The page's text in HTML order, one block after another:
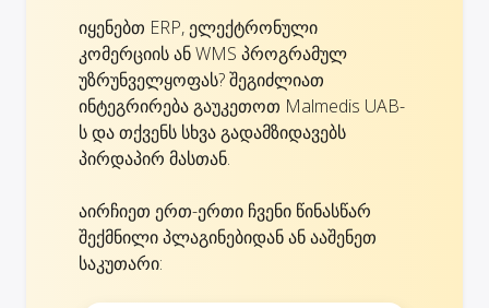
იყენებთ ERP, ელექტრონული
კომერციის ან WMS პროგრამულ
უზრუნველყოფას? შეგიძლიათ
ინტეგრირება გაუკეთოთ Malmedis UAB-
ს და თქვენს სხვა გადამზიდავებს
პირდაპირ მასთან.
აირჩიეთ ერთ-ერთი ჩვენი წინასწარ
შექმნილი პლაგინებიდან ან ააშენეთ
საკუთარი: